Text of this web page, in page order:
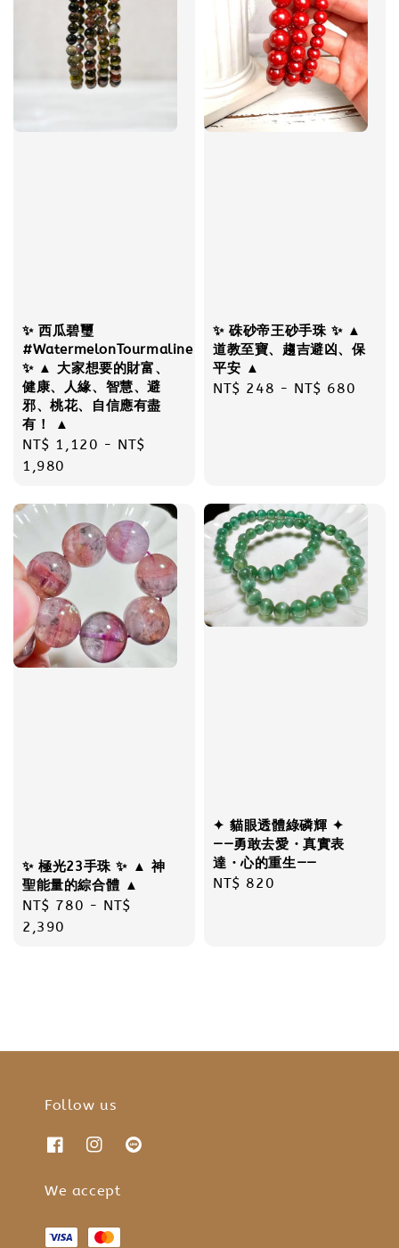
✨ 西瓜碧璽
#WatermelonTourmaline
✨ ▲ 大家想要的財富、
健康、人緣、智慧、避
邪、桃花、自信應有盡
有！ ▲
Regular
price
NT$ 1,120 - NT$
1,980
✨ 硃砂帝王砂手珠 ✨ ▲
道教至寶、趨吉避凶、保
平安 ▲
Regular
NT$ 248 - NT$ 680
✨ 極光23手珠 ✨ ▲ 神
聖能量的綜合體 ▲
Regular
price
NT$ 780 - NT$
2,390
✦ 貓眼透體綠磷輝 ✦
——勇敢去愛・真實表
達・心的重生——
Regular
NT$ 820
Follow us
We accept